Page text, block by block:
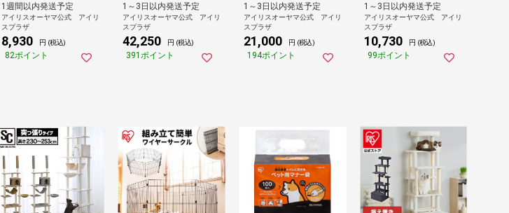
1週間以内発送予定
アイリスオーヤマ公式 アイリ
スプラザ
8,930 円 (税込)
82ポイント
1～3日以内発送予定
アイリスオーヤマ公式 アイリ
スプラザ
42,250 円 (税込)
391ポイント
1～3日以内発送予定
アイリスオーヤマ公式 アイリ
スプラザ
21,000 円 (税込)
194ポイント
1～3日以内発送予定
アイリスオーヤマ公式 アイリ
スプラザ
10,730 円 (税込)
99ポイント